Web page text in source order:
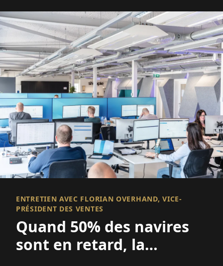
ENTRETIEN AVEC FLORIAN OVERHAND, VICE-
PRÉSIDENT DES VENTES
Quand 50% des navires
sont en retard, la